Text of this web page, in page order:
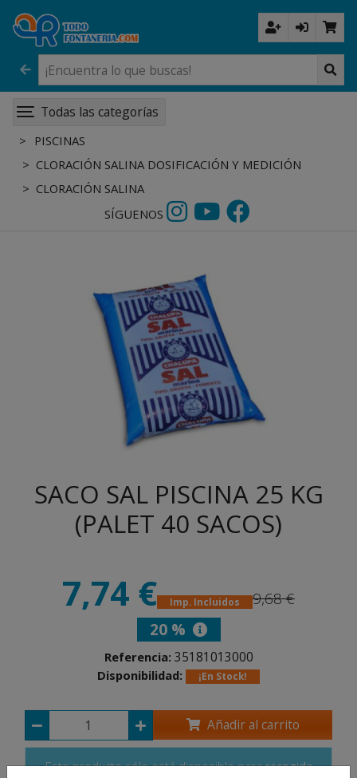
Todas las categorías
PISCINAS
CLORACIÓN SALINA DOSIFICACIÓN Y MEDICIÓN
CLORACIÓN SALINA
SÍGUENOS
SACO SAL PISCINA 25 KG
(PALET 40 SACOS)
7,74 € Imp. Incluidos
9,68 €
20 %
Referencia: 35181013000
Disponibilidad: ¡En Stock!
Añadir al carrito
Este producto sólo está disponible pararecogida